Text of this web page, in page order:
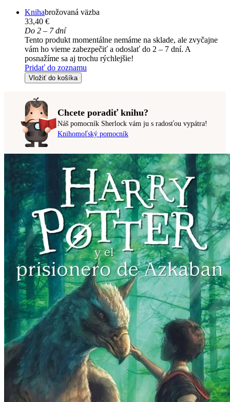
Knihabrožovaná väzba
33,40 €
Do 2 – 7 dní
Tento produkt momentálne nemáme na sklade, ale zvyčajne
vám ho vieme zabezpečiť a odoslať do 2 – 7 dní. A
posnažíme sa aj trochu rýchlejšie!
Pridať do zoznamu
Vložiť do košíka
Chcete poradiť knihu?
Náš pomocník Sherlock vám ju s radosťou vypátra!
Knihomoľský pomocník